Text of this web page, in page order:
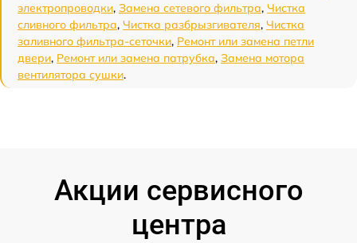
электропроводки, Замена сетевого фильтра, Чистка
сливного фильтра, Чистка разбрызгивателя, Чистка
заливного фильтра-сеточки, Ремонт или замена петли
двери, Ремонт или замена патрубка, Замена мотора
вентилятора сушки.
Акции сервисного
центра